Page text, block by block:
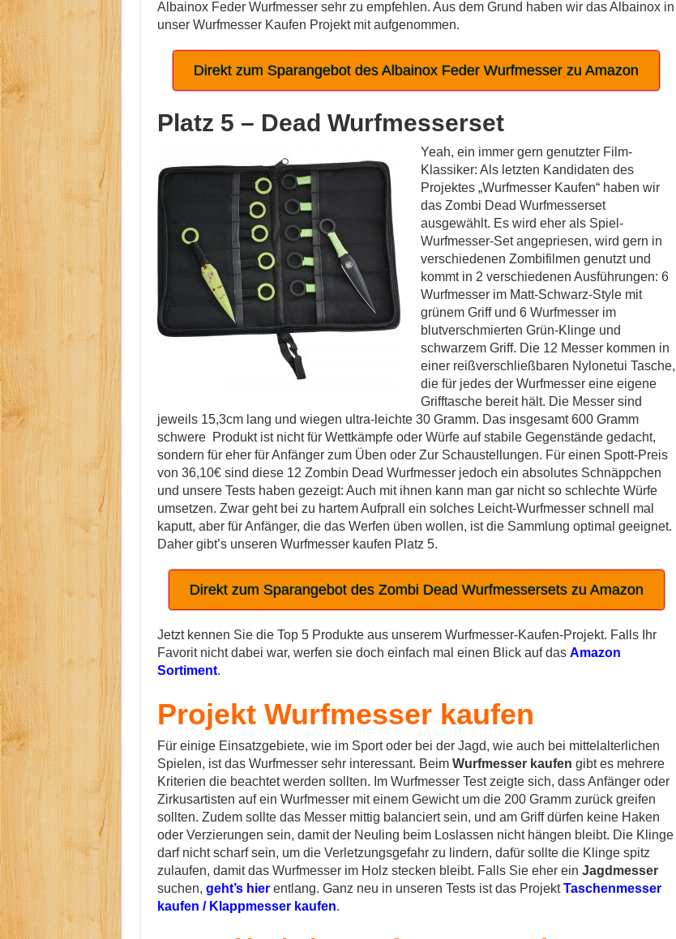
Albainox Feder Wurfmesser sehr zu empfehlen. Aus dem Grund haben wir das Albainox in
unser Wurfmesser Kaufen Projekt mit aufgenommen.
Direkt zum Sparangebot des Albainox Feder Wurfmesser zu Amazon
Platz 5 – Dead Wurfmesserset
Yeah, ein immer gern genutzter Film-
Klassiker: Als letzten Kandidaten des
Projektes „Wurfmesser Kaufen“ haben wir
das Zombi Dead Wurfmesserset
ausgewählt. Es wird eher als Spiel-
Wurfmesser-Set angepriesen, wird gern in
verschiedenen Zombifilmen genutzt und
kommt in 2 verschiedenen Ausführungen: 6
Wurfmesser im Matt-Schwarz-Style mit
grünem Griff und 6 Wurfmesser im
blutverschmierten Grün-Klinge und
schwarzem Griff. Die 12 Messer kommen in
einer reißverschließbaren Nylonetui Tasche,
die für jedes der Wurfmesser eine eigene
Grifftasche bereit hält. Die Messer sind
jeweils 15,3cm lang und wiegen ultra-leichte 30 Gramm. Das insgesamt 600 Gramm
schwere Produkt ist nicht für Wettkämpfe oder Würfe auf stabile Gegenstände gedacht,
sondern für eher für Anfänger zum Üben oder Zur Schaustellungen. Für einen Spott-Preis
von 36,10€ sind diese 12 Zombin Dead Wurfmesser jedoch ein absolutes Schnäppchen
und unsere Tests haben gezeigt: Auch mit ihnen kann man gar nicht so schlechte Würfe
umsetzen. Zwar geht bei zu hartem Aufprall ein solches Leicht-Wurfmesser schnell mal
kaputt, aber für Anfänger, die das Werfen üben wollen, ist die Sammlung optimal geeignet.
Daher gibt’s unseren Wurfmesser kaufen Platz 5.
Direkt zum Sparangebot des Zombi Dead Wurfmessersets zu Amazon
Jetzt kennen Sie die Top 5 Produkte aus unserem Wurfmesser-Kaufen-Projekt. Falls Ihr
Favorit nicht dabei war, werfen sie doch einfach mal einen Blick auf das Amazon
Sortiment.
Projekt Wurfmesser kaufen
Für einige Einsatzgebiete, wie im Sport oder bei der Jagd, wie auch bei mittelalterlichen
Spielen, ist das Wurfmesser sehr interessant. Beim Wurfmesser kaufen gibt es mehrere
Kriterien die beachtet werden sollten. Im Wurfmesser Test zeigte sich, dass Anfänger oder
Zirkusartisten auf ein Wurfmesser mit einem Gewicht um die 200 Gramm zurück greifen
sollten. Zudem sollte das Messer mittig balanciert sein, und am Griff dürfen keine Haken
oder Verzierungen sein, damit der Neuling beim Loslassen nicht hängen bleibt. Die Klinge
darf nicht scharf sein, um die Verletzungsgefahr zu lindern, dafür sollte die Klinge spitz
zulaufen, damit das Wurfmesser im Holz stecken bleibt. Falls Sie eher ein Jagdmesser
suchen, geht’s hier entlang. Ganz neu in unseren Tests ist das ProjektTaschenmesser
kaufen / Klappmesser kaufen.